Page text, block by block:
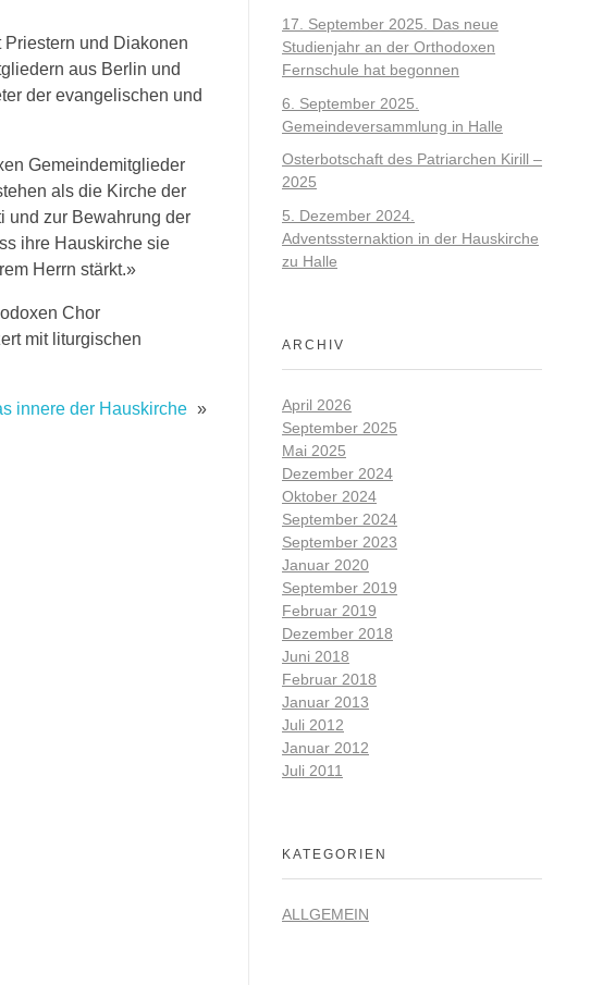
und Diakonen
aus Berlin und
der evangelischen und
Gemeindemitglieder
als die Kirche der
und zur Bewahrung der
ihre Hauskirche sie
Herrn stärkt.»
Chor
mit liturgischen
innere der Hauskirche »
17. September 2025. Das neue
Studienjahr an der Orthodoxen
Fernschule hat begonnen
6. September 2025.
Gemeindeversammlung in Halle
Osterbotschaft des Patriarchen Kirill –
2025
5. Dezember 2024.
Adventssternaktion in der Hauskirche
zu Halle
ARCHIV
April 2026
September 2025
Mai 2025
Dezember 2024
Oktober 2024
September 2024
September 2023
Januar 2020
September 2019
Februar 2019
Dezember 2018
Juni 2018
Februar 2018
Januar 2013
Juli 2012
Januar 2012
Juli 2011
KATEGORIEN
ALLGEMEIN